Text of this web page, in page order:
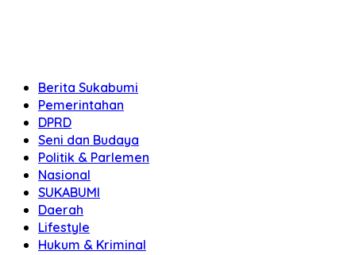
Berita Sukabumi
Pemerintahan
DPRD
Seni dan Budaya
Politik & Parlemen
Nasional
SUKABUMI
Daerah
Lifestyle
Hukum & Kriminal